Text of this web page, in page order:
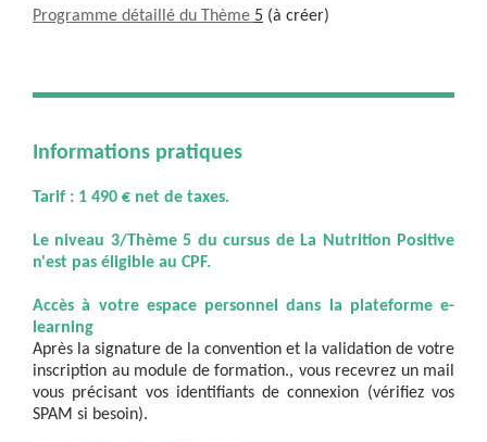
Programme détaillé du Thème 5 (à créer)
Informations pratiques
Tarif : 1 490 € net de taxes.
Le niveau 3/Thème 5 du cursus de La Nutrition Positive
n'est pas éligible au CPF.
Accès à votre espace personnel dans la plateforme e-
learning
Après la signature de la convention et la validation de votre
inscription au module de formation., vous recevrez un mail
vous précisant vos identifiants de connexion (vérifiez vos
SPAM si besoin).